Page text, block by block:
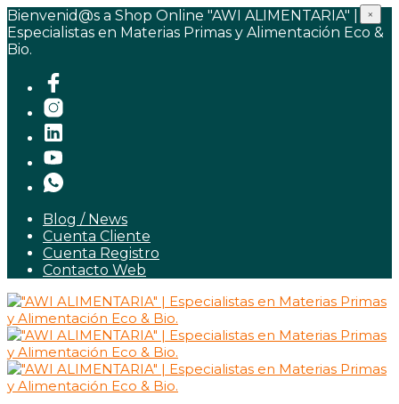
Bienvenid@s a Shop Online "AWI ALIMENTARIA" |
Especialistas en Materias Primas y Alimentación Eco &
Bio.
Blog / News
Cuenta Cliente
Cuenta Registro
Contacto Web
×